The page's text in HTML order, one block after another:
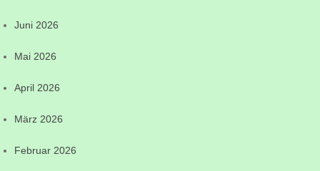
Juni 2026
Mai 2026
April 2026
März 2026
Februar 2026